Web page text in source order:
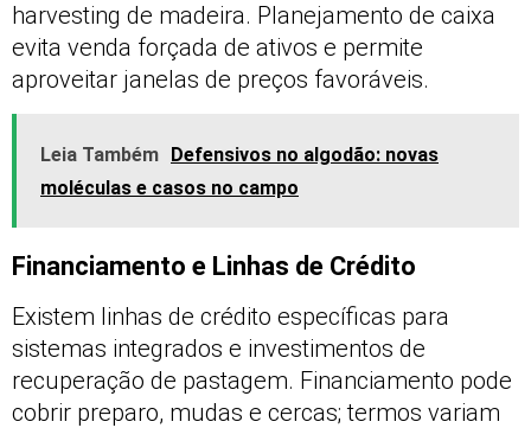
harvesting de madeira. Planejamento de caixa
evita venda forçada de ativos e permite
aproveitar janelas de preços favoráveis.
Leia Também Defensivos no algodão: novas
moléculas e casos no campo
Financiamento e Linhas de Crédito
Existem linhas de crédito específicas para
sistemas integrados e investimentos de
recuperação de pastagem. Financiamento pode
cobrir preparo, mudas e cercas; termos variam